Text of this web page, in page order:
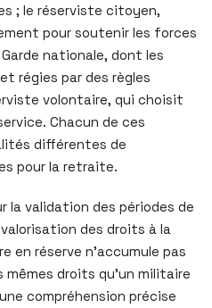
; le réserviste citoyen,
pour soutenir les forces
nationale, dont les
régies par des règles
volontaire, qui choisit
Chacun de ces
différentes de
pour la retraite.
la validation des périodes de
des droits à la
en réserve n’accumule pas
droits qu’un militaire
compréhension précise